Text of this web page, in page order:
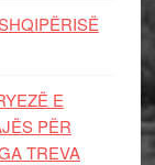
E
PËR
TREVA